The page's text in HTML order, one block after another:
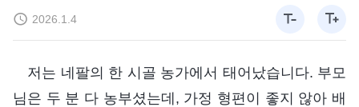
2026.1.4
저는 네팔의 한 시골 농가에서 태어났습니다. 부모
님은 두 분 다 농부셨는데, 가정 형편이 좋지 않아 배